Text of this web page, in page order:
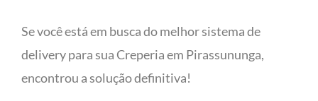
Se você está em busca do melhor sistema de
delivery para sua Creperia em Pirassununga,
encontrou a solução definitiva!